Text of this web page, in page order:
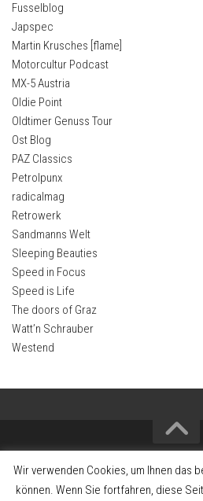
Fusselblog
Japspec
Martin Krusches [flame]
Motorcultur Podcast
MX-5 Austria
Oldie Point
Oldtimer Genuss Tour
Ost Blog
PAZ Classics
Petrolpunx
radicalmag
Retrowerk
Sandmanns Welt
Sleeping Beauties
Speed in Focus
Speed is Life
The doors of Graz
Watt’n Schrauber
Westend
2008-2026 Alltagsklassiker -
Förderung der Fahrzeugkultur
Wir verwenden Cookies, um Ihnen das
können. Wenn Sie fortfahren, diese